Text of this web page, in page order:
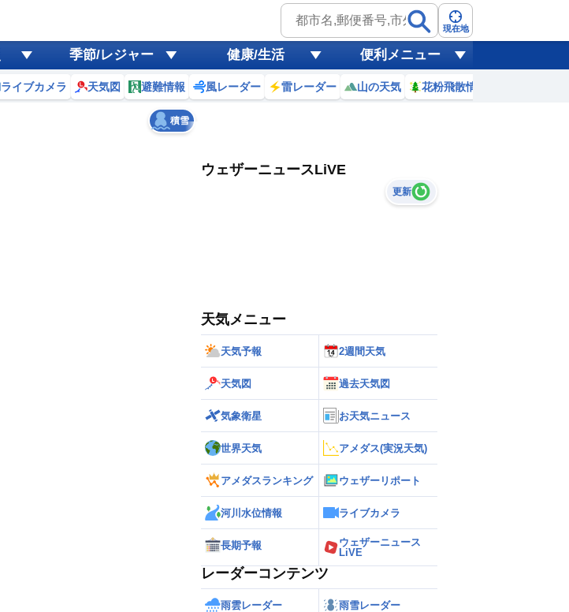
現在地
季節/レジャー 健康/生活 便利メニュー
ライブカメラ 天気図 避難情報 風レーダー 雷レーダー 山の天気 花粉飛散情報
積雪
黄砂
天気 台風
ウェザーニュースLiVE
更新
天気メニュー
天気予報 2週間天気
天気図 過去天気図
気象衛星 お天気ニュース
世界天気 アメダス(実況天気)
アメダスランキング ウェザーリポート
河川水位情報 ライブカメラ
長期予報
ウェザーニュース
LiVE
レーダーコンテンツ
雨雲レーダー 雨雪レーダー